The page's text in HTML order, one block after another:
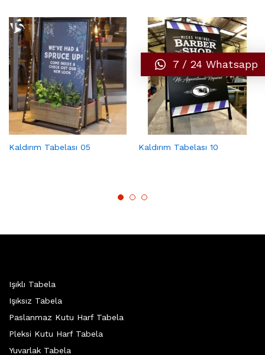
Kaldırım Tabelası 05 Kaldırım Tabelası 10
Işıklı Tabela
Işıksız Tabela
Paslanmaz Kutu Harf Tabela
Pleksi Kutu Harf Tabela
Yuvarlak Tabela
7 / 24 Whatsapp